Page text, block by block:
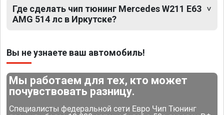
Где сделать чип тюнинг Mercedes W211 E63
AMG 514 лс в Иркутске?
Вы не узнаете ваш автомобиль!
Мы работаем для тех, кто может
почувствовать разницу.
Специалисты федеральной сети Евро Чип Тюнинг